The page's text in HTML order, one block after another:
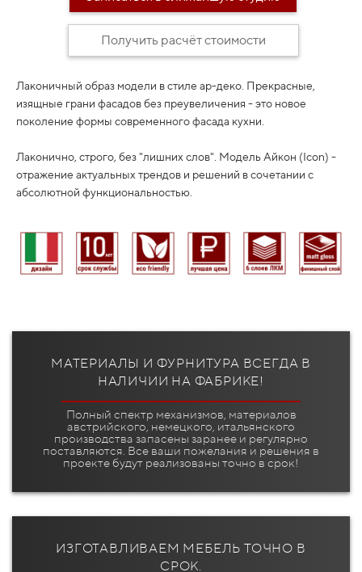
Получить расчёт стоимости
Лаконичный образ модели в стиле ар-деко. Прекрасные,
изящные грани фасадов без преувеличения - это новое
поколение формы современного фасада кухни.
Лаконично, строго, без "лишних слов". Модель Айкон (Icon) -
отражение актуальных трендов и решений в сочетании с
абсолютной функциональностью.
МАТЕРИАЛЫ И ФУРНИТУРА ВСЕГДА В
НАЛИЧИИ НА ФАБРИКЕ!
Полный спектр механизмов, материалов
австрийского, немецкого, итальянского
производства запасены заранее и регулярно
поставляются. Все ваши пожелания и решения в
проекте будут реализованы точно в срок!
ИЗГОТАВЛИВАЕМ МЕБЕЛЬ ТОЧНО В
СРОК.